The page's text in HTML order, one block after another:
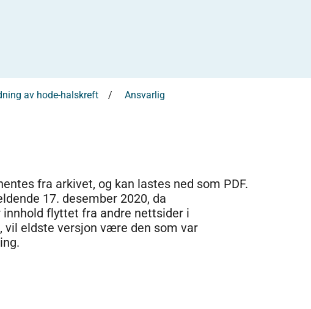
av hode-halskreft Ansvarlig
fra arkivet, og kan lastes ned som PDF.
17. desember 2020, da
flyttet fra andre nettsider i
vil eldste versjon være den som var